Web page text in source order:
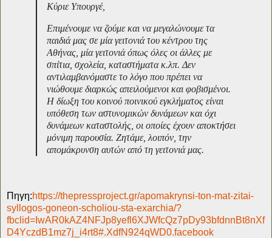
Κύριε Υπουργέ,
Επιμένουμε να ζούμε και να μεγαλώνουμε τα
παιδιά μας σε μία γειτονιά του κέντρου της
Αθήνας, μία γειτονιά όπως όλες οι άλλες με
σπίτια, σχολεία, καταστήματα κ.λπ. Δεν
αντιλαμβανόμαστε το λόγο που πρέπει να
νιώθουμε διαρκώς απειλούμενοι και φοβισμένοι.
Η δίωξη του κοινού ποινικού εγκλήματος είναι
υπόθεση των αστυνομικών δυνάμεων και όχι
δυνάμεων καταστολής, οι οποίες έχουν αποκτήσει
μόνιμη παρουσία. Ζητάμε, λοιπόν, την
απομάκρυνση αυτών από τη γειτονιά μας.
Πηγη:https://thepressproject.gr/apomakrynsi-ton-mat-zitai-
syllogos-goneon-scholiou-sta-exarchia/?
fbclid=IwAR0kAZ4NFJp8yefl6XJWfcQz7pDy93bfdnnBt8nXf
D4YczdB1mz7j_i4rt8#.XdfN924qWD0.facebook